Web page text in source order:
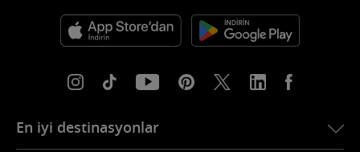
En iyi destinasyonlar